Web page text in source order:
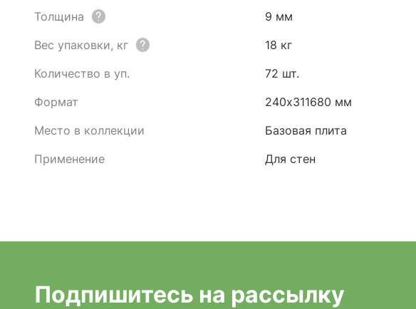
Толщина
9 мм
Вес упаковки, кг
18 кг
Количество в уп.
72 шт.
Формат
240х311680 мм
Место в коллекции
Базовая плита
Применение
Для стен
Подпишитесь на рассылку